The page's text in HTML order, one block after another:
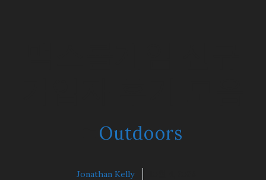
Outdoors
Jonathan Kelly